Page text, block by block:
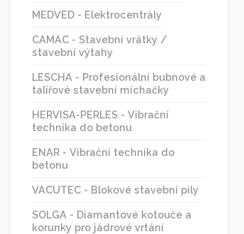
MEDVED - Elektrocentrály
CAMAC - Stavební vrátky /
stavební výtahy
LESCHA - Profesionální bubnové a
talířové stavební míchačky
HERVISA-PERLES - Vibrační
technika do betonu
ENAR - Vibrační technika do
betonu
VACUTEC - Blokové stavební pily
SOLGA - Diamantové kotouče a
korunky pro jádrové vrtání